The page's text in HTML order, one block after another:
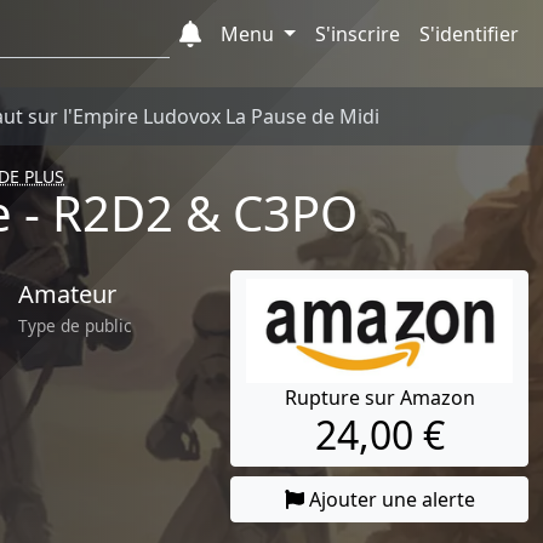
Menu
S'inscrire S'identifier
sur l'Empire Ludovox La Pause de Midi
PLUS
R2D2 & C3PO
Amateur
Type de public
Rupture sur Amazon
24,00 €
Ajouter une alerte